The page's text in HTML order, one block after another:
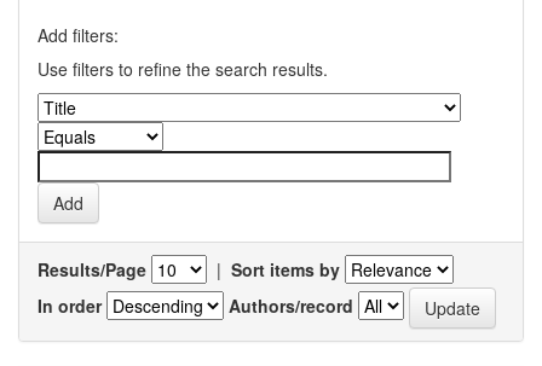
Add filters:
Use filters to refine the search results.
Results/Page | Sort items by
In order
Authors/record